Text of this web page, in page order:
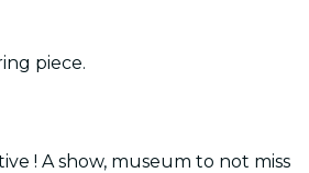
piece.
! A show, museum to not miss